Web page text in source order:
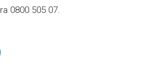
0800 505 07.